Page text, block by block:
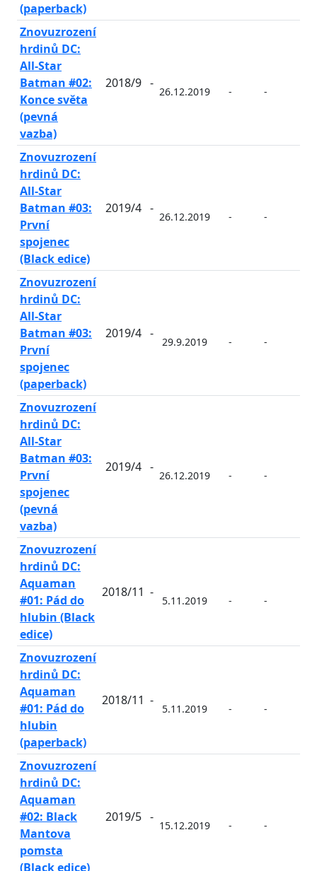
(paperback)
Znovuzrození
hrdinů DC:
All-Star
Batman #02:
Konce světa
(pevná
vazba)
2018/9 -
26.12.2019 - -
Znovuzrození
hrdinů DC:
All-Star
Batman #03:
První
spojenec
(Black edice)
2019/4 -
26.12.2019 - -
Znovuzrození
hrdinů DC:
All-Star
Batman #03:
První
spojenec
(paperback)
2019/4 -
29.9.2019 - -
Znovuzrození
hrdinů DC:
All-Star
Batman #03:
První
spojenec
(pevná
vazba)
2019/4 -
26.12.2019 - -
Znovuzrození
hrdinů DC:
Aquaman
#01: Pád do
hlubin (Black
edice)
2018/11 -
5.11.2019 - -
Znovuzrození
hrdinů DC:
Aquaman
#01: Pád do
hlubin
(paperback)
2018/11 -
5.11.2019 - -
Znovuzrození
hrdinů DC:
Aquaman
#02: Black
Mantova
pomsta
(Black edice)
2019/5 -
15.12.2019 - -